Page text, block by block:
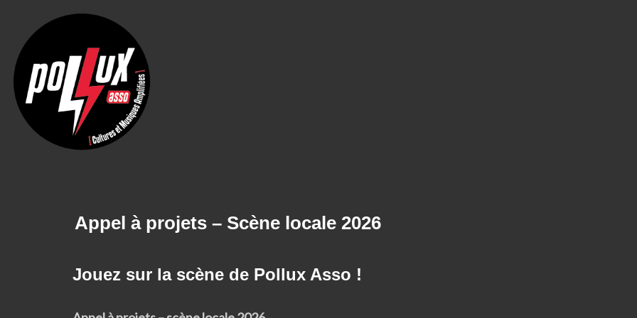
Appel à projets – Scène locale 2026
Jouez sur la scène de Pollux Asso !